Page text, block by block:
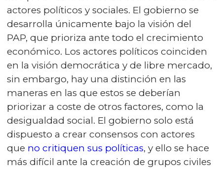
actores políticos y sociales. El gobierno se
desarrolla únicamente bajo la visión del
PAP, que prioriza ante todo el crecimiento
económico. Los actores políticos coinciden
en la visión democrática y de libre mercado,
sin embargo, hay una distinción en las
maneras en las que estos se deberían
priorizar a coste de otros factores, como la
desigualdad social. El gobierno solo está
dispuesto a crear consensos con actores
que no critiquen sus políticas, y ello se hace
más difícil ante la creación de grupos civiles